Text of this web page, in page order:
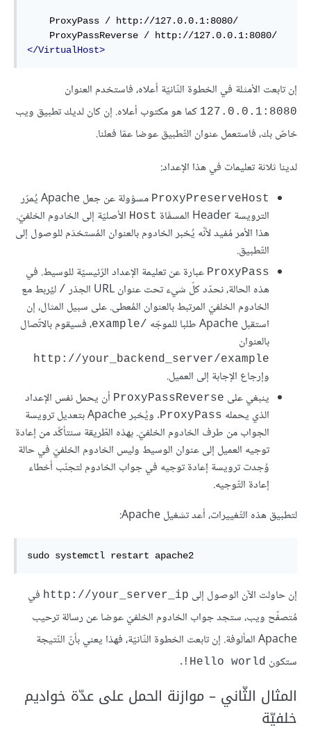
ProxyPass / http://127.0.0.1:8080/
ProxyPassReverse
</VirtualHost>
إن تابعت الأمثلة في الخطوة الثّانيّة أعلاه، فاستخدم العنوان
127.0.0.1:8080 كما هو مكتوب أعلاه. إن كان لديك تطبيق ويب
خاصّ بك، فاستعمل عنوان التّطبيق عوضا عمّا فعلنا.
لدينا ثلاثة تعليمات في هذا الإعداد:
ProxyPreserveHost
مسؤولة عن جعل Apache يُمرّر
الترويسة Header المسمَّاة
Host الأصليّة إلى الخادوم الخلفيّ.
هذا الأمر مُفيد لأنّه يُخبر الخادوم بالعنوان المُستخدَم للوصول إلى
التّطبيق.
ProxyPass عبارة عن تعليمة الإعداد الرّئيسيّة للوسيط. في
هذه الحالة، نحدّد كلّ شيء تحت عنوان URL الجذر
/ ليُربط مع
الخادوم الخلفيّ المرتبط بالعنوان المُعطى. على سبيل المثال، إن
استقبل Apache طلبا للموجّه
/example
، فسيقوم بالاتّصال
بالعنوان
http://your_backend_server/example
وإرجاع الإجابة إلى العميل.
ينبغي على ProxyPassReverse أن يحمل نفس الإعداد
الذي يحمله ProxyPass
. ويُخبر Apache بتعديل ترويسة
الجواب من طرف الخادوم الخلفيّ. بهذه الطّريقة سنتأكّد من إعادة
توجيه العميل إلى عنوان الوسيط وليس الخادوم الخلفيّ في حالة
وُجدت ترويسة إعادة توجيه في جواب الخادوم لتجنّب أخطاء
إعادة التّوجيه.
لتطبيق هذه التّغييرات، أعد تشغيل Apache:
sudo systemctl restart apache2
إن حاولت الآن الوصول إلى http://your_server_ip في
مُتصفّح ويب، ستجد جواب الخادوم الخلفيّ عوضا عن رسالة ترحيب
Apache المألوفة. إن تابعت الخطوة الثّانيّة، فهذا يعني بأنّ النّتيجة
ستكون Hello world!
.
المثال الثّاني – موازنة الحمل على عدّة خواديم
خلفيّة